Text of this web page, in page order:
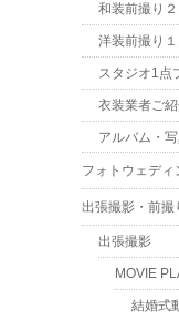
和装前撮り
洋装前撮り
スタジオ1点
衣装業者ご
アルバム・
フォトウェディ
出張撮影・前撮
出張撮影
MOVIE
結婚式